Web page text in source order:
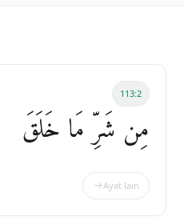
113:2
مِن شَرِّ مَا خَلَقَ
Ayat lain